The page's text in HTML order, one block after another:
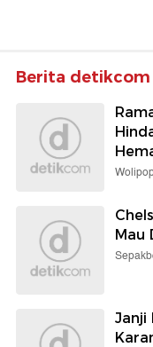
Berita detikcom
Mau
Janji